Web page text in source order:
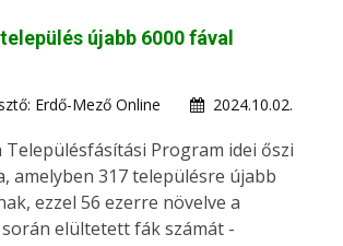
újabb 6000 fával
Erdő-Mező Online 2024.10.02.
Program idei őszi
amelyben 317 településre újabb
ezzel 56 ezerre növelve a
során elültetett fák számát -